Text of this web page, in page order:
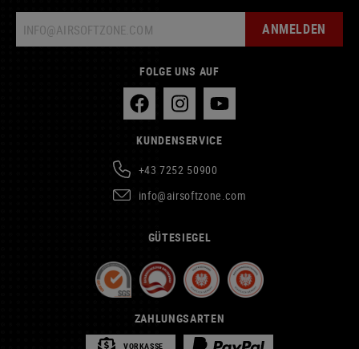
ANMELDEN
FOLGE UNS AUF
KUNDENSERVICE
+43 7252 50900
info@airsoftzone.com
GÜTESIEGEL
ZAHLUNGSARTEN
VORKASSE